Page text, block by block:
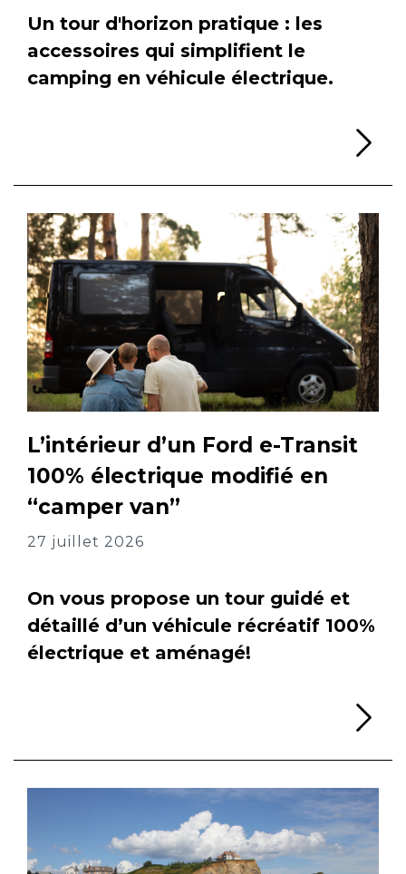
Un tour d'horizon pratique : les
accessoires qui simplifient le
camping en véhicule électrique.
L’intérieur d’un Ford e-Transit
100% électrique modifié en
“camper van”
27 juillet 2026
On vous propose un tour guidé et
détaillé d’un véhicule récréatif 100%
électrique et aménagé!